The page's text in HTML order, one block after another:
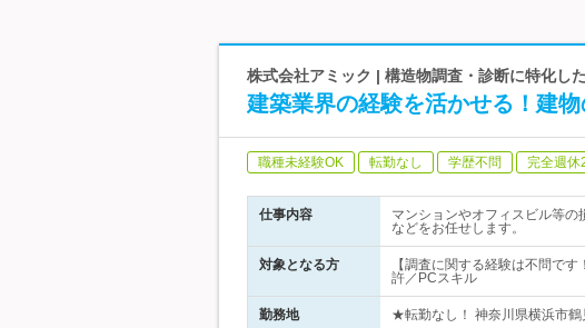
株式会社アミック | 構造物調査・診断に特化し
建築業界の経験を活かせる！建
職種未経験OK 転勤なし 学歴不問 完全週休
仕事内容
マンションやオフィスビル等
などをお任せします。
対象となる方
【調査に関する経験は不問で
許／PCスキル
勤務地 ★転勤なし！ 神奈川県横浜市